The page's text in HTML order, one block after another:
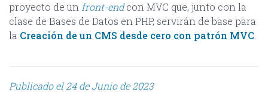
proyecto de unfront-endcon MVC que, junto con la
clase de Bases de Datos en PHP, servirán de base para
la Creación de un CMS desde cero con patrón MVC.
Publicado el 24 de Junio de 2023